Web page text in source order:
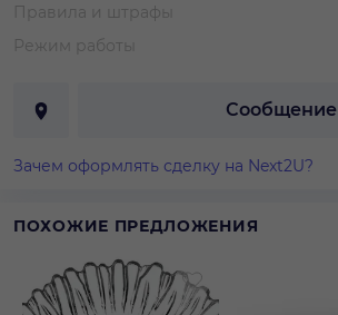
Правила и штрафы
Режим работы
Сообщение
Зачем оформлять сделку на Next2U?
ПОХОЖИЕ ПРЕДЛОЖЕНИЯ